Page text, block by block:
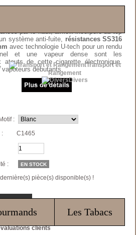
Transport et
Rangement
Divers
Les Tabacs
par le haut, airflow incorporé au top
système anti-fuite, résistances SS316
avec technologie U-tech pour un rendu
et une vapeur dense sont les
atouts de cette cigarette électronique.
vapoteurs débutants.
:
:
C1465
: EN STOCK
pièce(s) disponible(s) !
clients